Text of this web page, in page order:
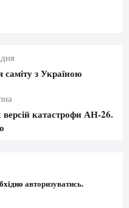
з Україною
катастрофи АН-26.
авторизуватись.